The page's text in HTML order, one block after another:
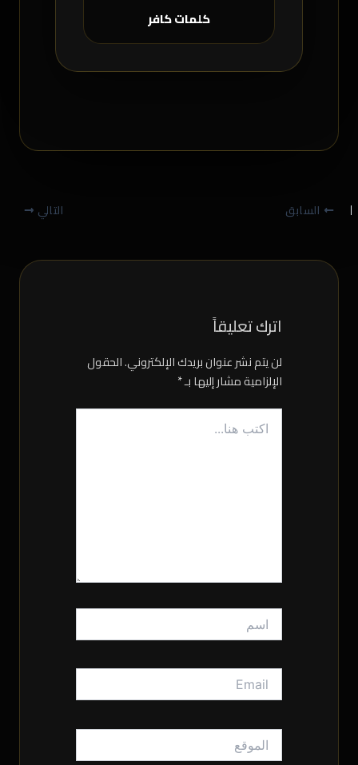
كلمات كافر
السابق التالي
اترك تعليقاً
لن يتم نشر عنوان بريدك الإلكتروني.الحقول
الإلزامية مشار إليها بـ*
اكتب هنا...
اسم
Email
الموقع